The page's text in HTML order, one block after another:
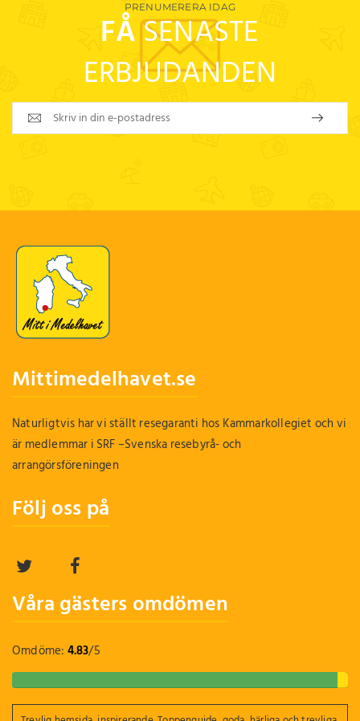
PRENUMERERA IDAG
FÅSENASTE
ERBJUDANDEN
Mittimedelhavet.se
Naturligtvis har vi ställt resegaranti hos Kammarkollegiet och vi
är medlemmar i SRF –Svenska resebyrå- och
arrangörsföreningen
Följ oss på
Våra gästers omdömen
Omdöme: 4.83/5